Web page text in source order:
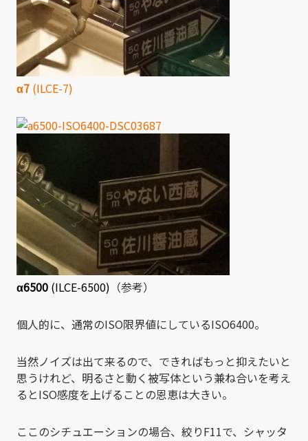
α7 (ILCE-7)
α6500 (ILCE-6500) （参考）
個人的に、通常のISO限界値にしているISO6400。
当然ノイズは出て来るので、できればもっと抑えたいと
思うけれど、明るさと動く被写体という兼ね合いを考え
るとISO感度を上げることの恩恵は大きい。
ここのシチュエーションの場合、絞りF11で、シャッタ